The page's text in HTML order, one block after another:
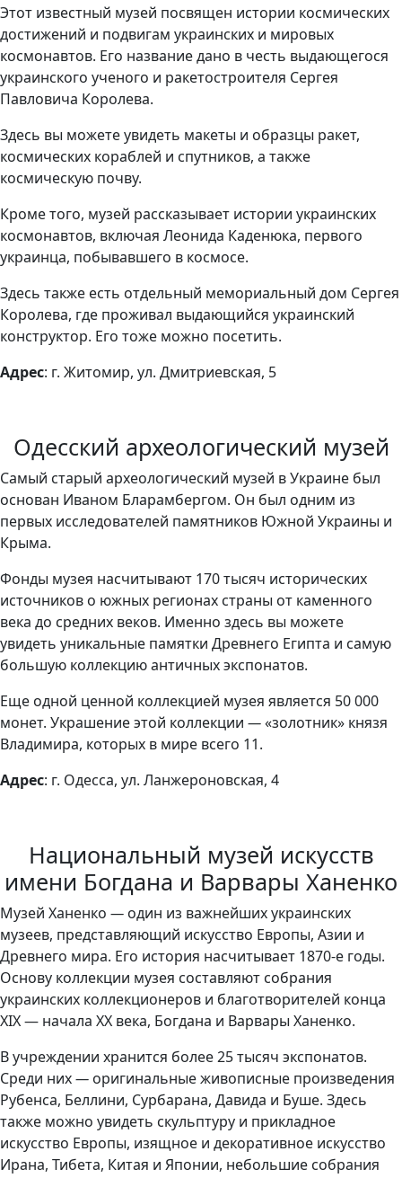
Этот известный музей посвящен истории космических
достижений и подвигам украинских и мировых
космонавтов. Его название дано в честь выдающегося
украинского ученого и ракетостроителя Сергея
Павловича Королева.
Здесь вы можете увидеть макеты и образцы ракет,
космических кораблей и спутников, а также
космическую почву.
Кроме того, музей рассказывает истории украинских
космонавтов, включая Леонида Каденюка, первого
украинца, побывавшего в космосе.
Здесь также есть отдельный мемориальный дом Сергея
Королева, где проживал выдающийся украинский
конструктор. Его тоже можно посетить.
Адрес: г. Житомир, ул. Дмитриевская, 5
Одесский археологический музей
Самый старый археологический музей в Украине был
основан Иваном Бларамбергом. Он был одним из
первых исследователей памятников Южной Украины и
Крыма.
Фонды музея насчитывают 170 тысяч исторических
источников о южных регионах страны от каменного
века до средних веков. Именно здесь вы можете
увидеть уникальные памятки Древнего Египта и самую
большую коллекцию античных экспонатов.
Еще одной ценной коллекцией музея является 50 000
монет. Украшение этой коллекции —«золотник» князя
Владимира, которых в мире всего 11.
Адрес: г. Одесса, ул. Ланжероновская, 4
Национальный музей искусств
имени Богдана и Варвары Ханенко
Музей Ханенко — один из важнейших украинских
музеев, представляющий искусство Европы, Азии и
Древнего мира. Его история насчитывает 1870-е годы.
Основу коллекции музея составляют собрания
украинских коллекционеров и благотворителей конца
XIX — начала XX века, Богдана и Варвары Ханенко.
В учреждении хранится более 25 тысяч экспонатов.
Среди них— оригинальные живописные произведения
Рубенса, Беллини, Сурбарана, Давида и Буше. Здесь
также можно увидеть скульптуру и прикладное
искусство Европы, изящное и декоративное искусство
Ирана, Тибета, Китая и Японии, небольшие собрания